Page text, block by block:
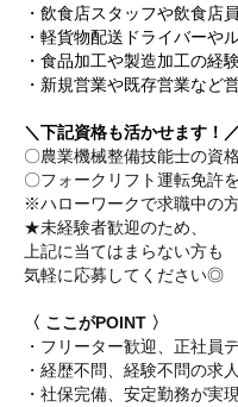
・飲食店スタッフや飲食店
・軽貨物配送ドライバーや
・食品加工や製造加工の経
・新規営業や既存営業など
＼下記資格も活かせます！／
〇農業機械整備技能士の資
〇フォークリフト運転免許
※ハローワークで求職中の
★未経験者歓迎のため、
上記に当てはまらない方も
気軽に応募してください◎
〈 ここがPOINT 〉
・フリーター歓迎、正社員
・経歴不問、経験不問の求
・社保完備、安定勤務が実現